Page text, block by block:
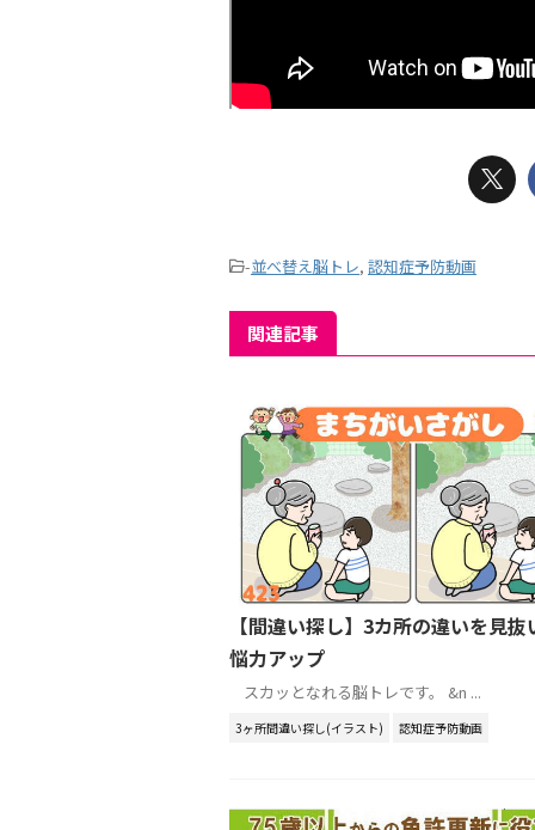
-並べ替え脳トレ, 認知症予防動画
関連記事
【間違い探し】3カ所の違いを見抜
悩力アップ
スカッとなれる脳トレです。 &n ...
3ヶ所間違い探し(イラスト) 認知症予防動画